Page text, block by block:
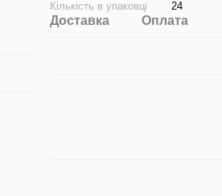
Кількість в упаковці
24
Доставка Оплата